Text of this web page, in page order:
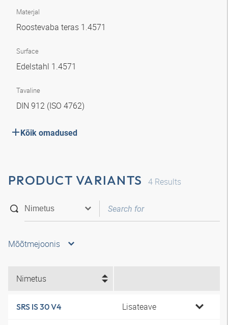
Materjal
Roostevaba teras 1.4571
Surface
Edelstahl 1.4571
Tavaline
DIN 912 (ISO 4762)
Kõik omadused
PRODUCT VARIANTS 4 Results
Mõõtmejoonis
Nimetus
SRS IS 30 V4 Lisateave